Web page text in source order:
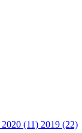
2020 (11) 2019 (22)